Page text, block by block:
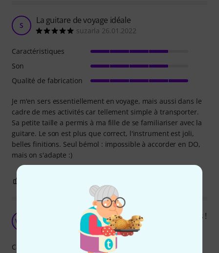
S La guitare de voyage idéale
suzarla 26.01.2022
Je m'en sers essentiellement en voyage, mais aussi dans le
cadre de mes activités car tellement simple à transporter.
Sa petite taille a permis à ma fille de se familiariser avec la
guitare. Le son est plus que correct, l'instrument est joli,
belles finitions. Seul bémol : impossible à accorder en DO,
mais on s'adapte :)
Caractéristiques
Son
Qualité de fabrication
WW gl1 c'est bon la vie... pour les grands et les petits !
Wah Wah 14.10.2012
Caractéristiques